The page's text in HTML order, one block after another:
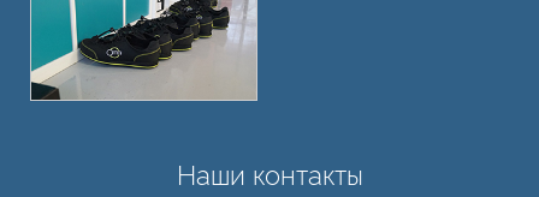
Наши контакты